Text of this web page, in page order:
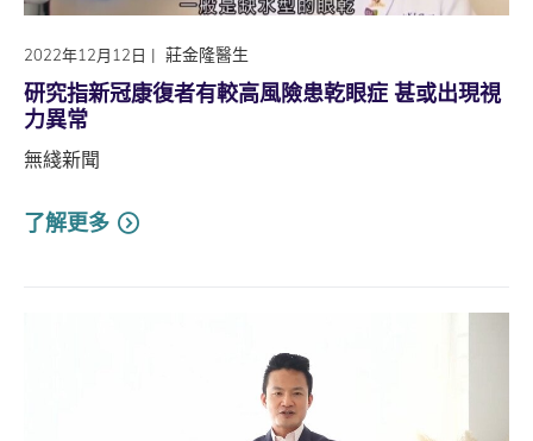
2022年12月12日 | 莊金隆醫生
研究指新冠康復者有較高風險患乾眼症 甚或出現視
力異常
無綫新聞
了解更多